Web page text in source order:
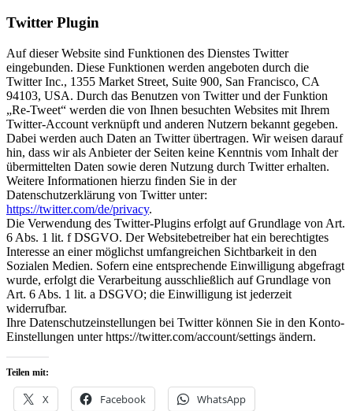
Twitter Plugin
Auf dieser Website sind Funktionen des Dienstes Twitter
eingebunden. Diese Funktionen werden angeboten durch die
Twitter Inc., 1355 Market Street, Suite 900, San Francisco, CA
94103, USA. Durch das Benutzen von Twitter und der Funktion
„Re-Tweet“ werden die von Ihnen besuchten Websites mit Ihrem
Twitter-Account verknüpft und anderen Nutzern bekannt gegeben.
Dabei werden auch Daten an Twitter übertragen. Wir weisen darauf
hin, dass wir als Anbieter der Seiten keine Kenntnis vom Inhalt der
übermittelten Daten sowie deren Nutzung durch Twitter erhalten.
Weitere Informationen hierzu finden Sie in der
Datenschutzerklärung von Twitter unter:
https://twitter.com/de/privacy.
Die Verwendung des Twitter-Plugins erfolgt auf Grundlage von Art.
6 Abs. 1 lit. f DSGVO. Der Websitebetreiber hat ein berechtigtes
Interesse an einer möglichst umfangreichen Sichtbarkeit in den
Sozialen Medien. Sofern eine entsprechende Einwilligung abgefragt
wurde, erfolgt die Verarbeitung ausschließlich auf Grundlage von
Art. 6 Abs. 1 lit. a DSGVO; die Einwilligung ist jederzeit
widerrufbar.
Ihre Datenschutzeinstellungen bei Twitter können Sie in den Konto-
Einstellungen unter https://twitter.com/account/settings ändern.
Teilen mit:
X Facebook WhatsApp